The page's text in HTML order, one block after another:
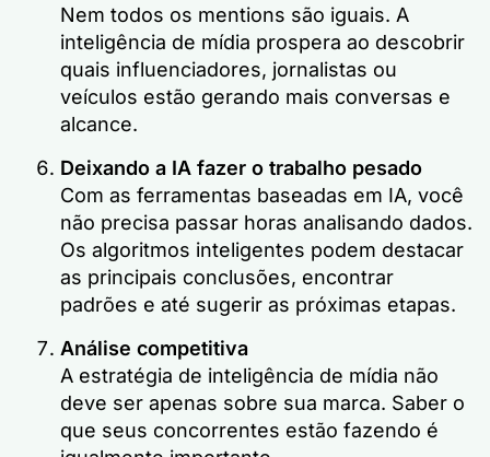
Nem todos os mentions são iguais. A
inteligência de mídia prospera ao descobrir
quais influenciadores, jornalistas ou
veículos estão gerando mais conversas e
alcance.
Deixando a IA fazer o trabalho pesado
Com as ferramentas baseadas em IA, você
não precisa passar horas analisando dados.
Os algoritmos inteligentes podem destacar
as principais conclusões, encontrar
padrões e até sugerir as próximas etapas.
Análise competitiva
A estratégia de inteligência de mídia não
deve ser apenas sobre sua marca. Saber o
que seus concorrentes estão fazendo é